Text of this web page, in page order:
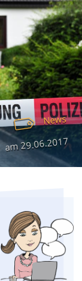
News
am29.06.2017